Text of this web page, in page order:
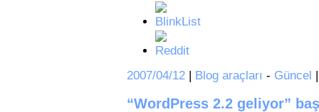
2007/04/12| Blog araçları - Güncel
“WordPress 2.2 geliyor”